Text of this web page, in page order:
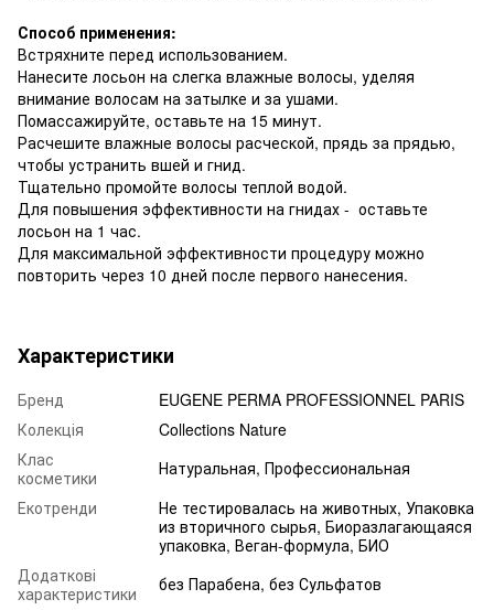
Способ применения:
Встряхните перед использованием.
Нанесите лосьон на слегка влажные волосы, уделяя
внимание волосам на затылке и за ушами.
Помассажируйте, оставьте на 15 минут.
Расчешите влажные волосы расческой, прядь за прядью,
чтобы устранить вшей и гнид.
Тщательно промойте волосы теплой водой.
Для повышения эффективности на гнидах - оставьте
лосьон на 1 час.
Для максимальной эффективности процедуру можно
повторить через 10 дней после первого нанесения.
Характеристики
Бренд
EUGENE PERMA PROFESSIONNEL PARIS
Колекція
Collections Nature
Клас
косметики
Натуральная, Профессиональная
Екотренди
Не тестировалась на животных, Упаковка
из вторичного сырья, Биоразлагающаяся
упаковка, Веган-формула, БИО
Додаткові
характеристики
без Парабена, без Сульфатов